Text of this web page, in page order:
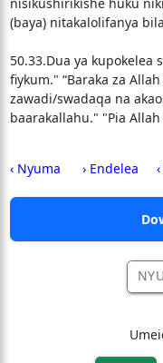
(baya) nitakalolifanya
50.33.Dua ya kupokelea
fiykum." “Baraka za
zawadi/swadaqa na
baarakallahu." "Pia
‹ Nyuma › Endelea